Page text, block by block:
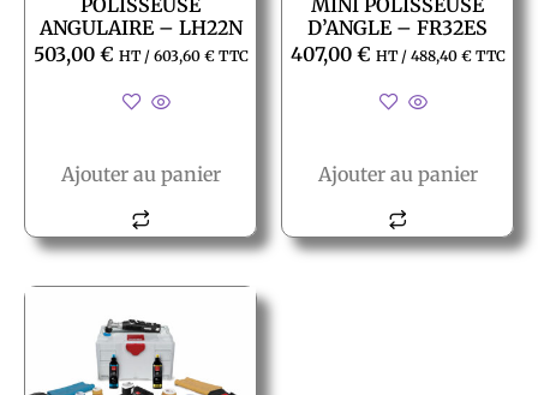
ANGULAIRE – LH22N
503,00 € HT / 603,60 €TTC
Ajouter au panier
D’ANGLE – FR32ES
407,00 € HT / 488,40 €TTC
Ajouter au panier